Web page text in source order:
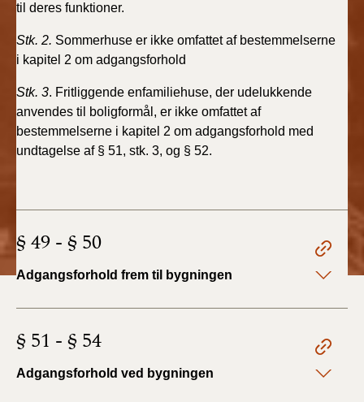
2022)
BR18 (1/1 - 30/6
2022)
BR18 (29/6 - 31/12
2021)
2020)
BR18 (1/1-9/3 2020)
til deres funktioner.
Stk. 2. Sommerhuse er ikke omfattet af bestemmelserne
i kapitel 2 om adgangsforhold
Stk. 3. Fritliggende enfamiliehuse, der udelukkende
anvendes til boligformål, er ikke omfattet af
bestemmelserne i kapitel 2 om adgangsforhold med
undtagelse af § 51, stk. 3, og § 52.
§ 49 - § 50
Adgangsforhold frem til bygningen
§ 51 - § 54
Adgangsforhold ved bygningen